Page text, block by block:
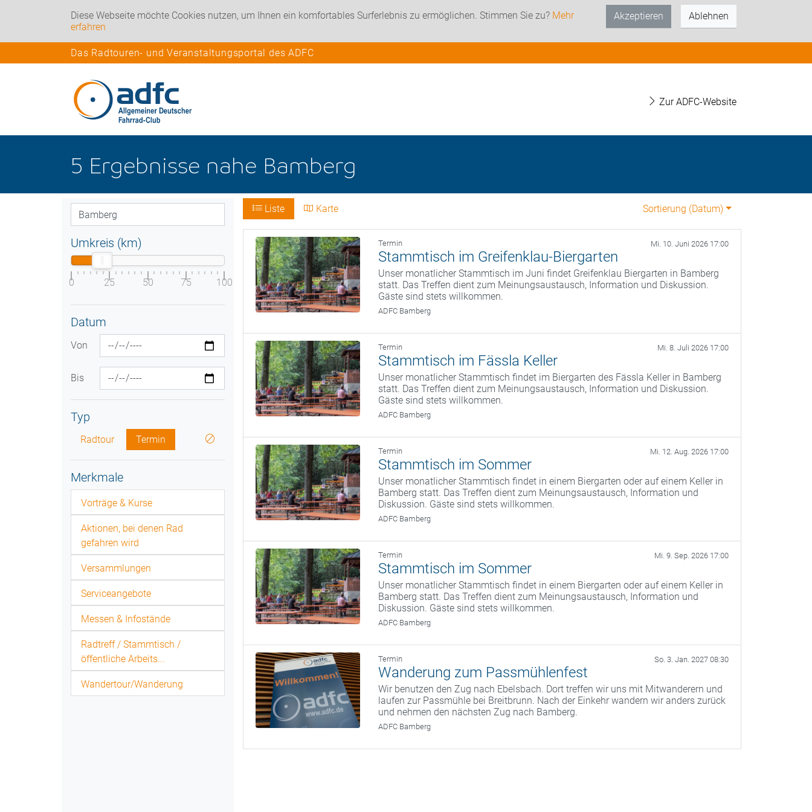
Diese Webseite möchte Cookies nutzen, um Ihnen ein komfortables Surferlebnis zu ermöglichen. Stimmen Sie zu? Mehr
erfahren
Akzeptieren Ablehnen
Das Radtouren- und Veranstaltungsportal des ADFC
Zur ADFC-Website
5 Ergebnisse nahe Bamberg
Umkreis (km)
0 25 50 75 100
Datum
Von
Bis
Typ
Radtour Termin
Merkmale
Vorträge & Kurse
Aktionen, bei denen Rad
gefahren wird
Versammlungen
Serviceangebote
Messen & Infostände
Radtreff / Stammtisch /
öffentliche Arbeits...
Wandertour/Wanderung
Liste Karte Sortierung (Datum)
Termin Mi. 10. Juni 2026 17:00
Stammtisch im Greifenklau-Biergarten
Unser monatlicher Stammtisch im Juni findet Greifenklau Biergarten in Bamberg
statt. Das Treffen dient zum Meinungsaustausch, Information und Diskussion.
Gäste sind stets willkommen.
ADFC Bamberg
Termin Mi. 8. Juli 2026 17:00
Stammtisch im Fässla Keller
Unser monatlicher Stammtisch findet im Biergarten des Fässla Keller in Bamberg
statt. Das Treffen dient zum Meinungsaustausch, Information und Diskussion.
Gäste sind stets willkommen.
ADFC Bamberg
Termin Mi. 12. Aug. 2026 17:00
Stammtisch im Sommer
Unser monatlicher Stammtisch findet in einem Biergarten oder auf einem Keller in
Bamberg statt. Das Treffen dient zum Meinungsaustausch, Information und
Diskussion. Gäste sind stets willkommen.
ADFC Bamberg
Termin Mi. 9. Sep. 2026 17:00
Stammtisch im Sommer
Unser monatlicher Stammtisch findet in einem Biergarten oder auf einem Keller in
Bamberg statt. Das Treffen dient zum Meinungsaustausch, Information und
Diskussion. Gäste sind stets willkommen.
ADFC Bamberg
Termin So. 3. Jan. 2027 08:30
Wanderung zum Passmühlenfest
Wir benutzen den Zug nach Ebelsbach. Dort treffen wir uns mit Mitwanderern und
laufen zur Passmühle bei Breitbrunn. Nach der Einkehr wandern wir anders zurück
und nehmen den nächsten Zug nach Bamberg.
ADFC Bamberg